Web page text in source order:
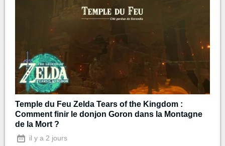
Temple du Feu Zelda Tears of the Kingdom :
Comment finir le donjon Goron dans la Montagne
de la Mort ?
il y a 2 jours